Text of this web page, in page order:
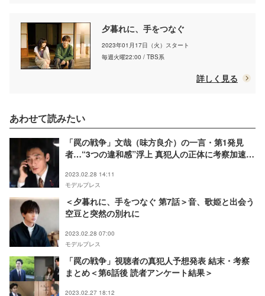
夕暮れに、手をつなぐ
2023年01月17日（火）スタート
毎週火曜22:00 / TBS系
詳しく見る
あわせて読みたい
「罠の戦争」文哉（味方良介）の一言・第1発見
者…“3つの違和感”浮上 真犯人の正体に考察加速
2023.02.28 14:11
モデルプレス
＜夕暮れに、手をつなぐ 第7話＞音、歌姫と出会う
空豆と突然の別れに
2023.02.28 07:00
モデルプレス
「罠の戦争」視聴者の真犯人予想発表 結末・考察
まとめ＜第6話後 読者アンケート結果＞
2023.02.27 18:12